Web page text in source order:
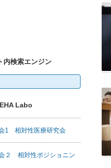
内検索エンジン
Labo
1 相対性医療研究会
２ 相対性ポジショニン